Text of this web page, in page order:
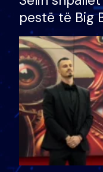
pestë të Big
çmimin e